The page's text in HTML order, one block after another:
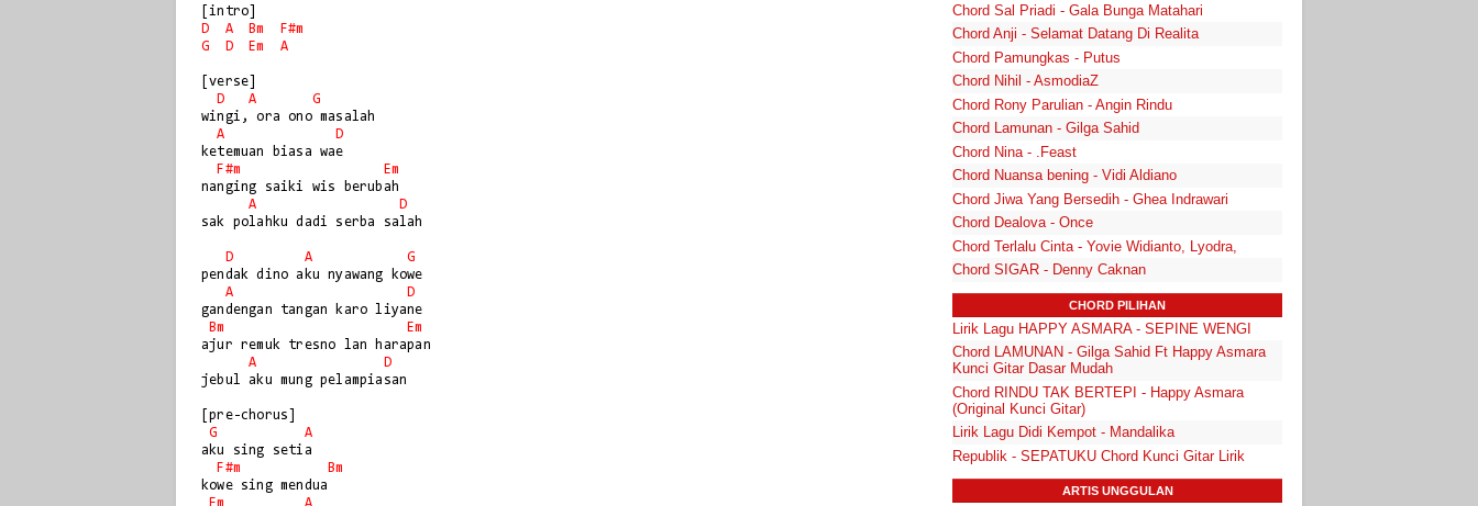
D
A Bm
F#m
G
D Em A
[verse]
D
A
G
wingi, ora ono masalah
A
D
ketemuan biasa wae
F#m
Em
nanging saiki wis berubah
A
D
sak polahku dadi serba salah
D A
G
pendak dino aku nyawang kowe
A
D
gandengan tangan karo liyane
Bm
Em
ajur remuk tresno lan harapan
A
D
jebul aku mung pelampiasan
[pre-chorus]
G
A
aku sing setia
F#m
Bm
kowe sing mendua
Chord Sal Priadi - Gala Bunga Matahari
Chord Anji - Selamat Datang Di Realita
Chord Pamungkas - Putus
Chord Nihil - AsmodiaZ
Chord Rony Parulian - Angin Rindu
Chord Lamunan - Gilga Sahid
Chord Nina - .Feast
Chord Nuansa bening - Vidi Aldiano
Chord Jiwa Yang Bersedih - Ghea Indrawari
Chord Dealova - Once
Chord Terlalu Cinta - Yovie Widianto, Lyodra,
Chord SIGAR - Denny Caknan
CHORD PILIHAN
Lirik Lagu HAPPY ASMARA - SEPINE WENGI
Chord LAMUNAN - Gilga Sahid Ft Happy Asmara
Kunci Gitar Dasar Mudah
Chord RINDU TAK BERTEPI - Happy Asmara
(Original Kunci Gitar)
Lirik Lagu Didi Kempot - Mandalika
Republik - SEPATUKU Chord Kunci Gitar Lirik
ARTIS UNGGULAN